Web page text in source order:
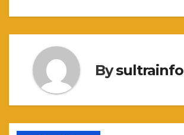
Bysultrainfo